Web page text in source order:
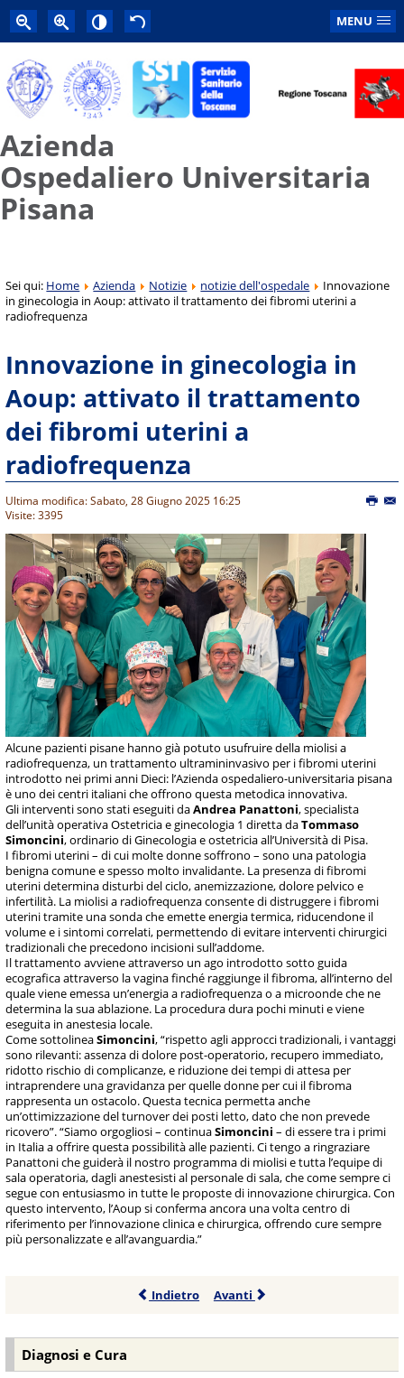
MENU
Azienda
Ospedaliero Universitaria
Pisana
Sei qui: Home Azienda Notizie notizie dell'ospedale
Innovazione
in ginecologia in Aoup: attivato il trattamento dei fibromi uterini a
radiofrequenza
Innovazione in ginecologia in
Aoup: attivato il trattamento
dei fibromi uterini a
radiofrequenza
Ultima modifica: Sabato, 28 Giugno 2025 16:25
Visite: 3395
Alcune pazienti pisane hanno già potuto usufruire della miolisi a
radiofrequenza, un trattamento ultramininvasivo per i fibromi uterini
introdotto nei primi anni Dieci: l’Azienda ospedaliero-universitaria pisana
è uno dei centri italiani che offrono questa metodica innovativa.
Gli interventi sono stati eseguiti daAndrea Panattoni, specialista
dell’unità operativa Ostetricia e ginecologia 1 diretta daTommaso
Simoncini, ordinario di Ginecologia e ostetricia all’Università di Pisa.
I fibromi uterini – di cui molte donne soffrono – sono una patologia
benigna comune e spesso molto invalidante. La presenza di fibromi
uterini determina disturbi del ciclo, anemizzazione, dolore pelvico e
infertilità. La miolisi a radiofrequenza consente di distruggere i fibromi
uterini tramite una sonda che emette energia termica, riducendone il
volume e i sintomi correlati, permettendo di evitare interventi chirurgici
tradizionali che precedono incisioni sull’addome.
Il trattamento avviene attraverso un ago introdotto sotto guida
ecografica attraverso la vagina finché raggiunge il fibroma, all’interno del
quale viene emessa un’energia a radiofrequenza o a microonde che ne
determina la sua ablazione. La procedura dura pochi minuti e viene
eseguita in anestesia locale.
Come sottolineaSimoncini, “rispetto agli approcci tradizionali, i vantaggi
sono rilevanti: assenza di dolore post-operatorio, recupero immediato,
ridotto rischio di complicanze, e riduzione dei tempi di attesa per
intraprendere una gravidanza per quelle donne per cui il fibroma
rappresenta un ostacolo. Questa tecnica permetta anche
un’ottimizzazione del turnover dei posti letto, dato che non prevede
ricovero”. “Siamo orgogliosi – continuaSimoncini – di essere tra i primi
in Italia a offrire questa possibilità alle pazienti. Ci tengo a ringraziare
Panattoni che guiderà il nostro programma di miolisi e tutta l’equipe di
sala operatoria, dagli anestesisti al personale di sala, che come sempre ci
segue con entusiasmo in tutte le proposte di innovazione chirurgica. Con
questo intervento, l’Aoup si conferma ancora una volta centro di
riferimento per l’innovazione clinica e chirurgica, offrendo cure sempre
più personalizzate e all’avanguardia.”
Indietro Avanti
Diagnosi e Cura